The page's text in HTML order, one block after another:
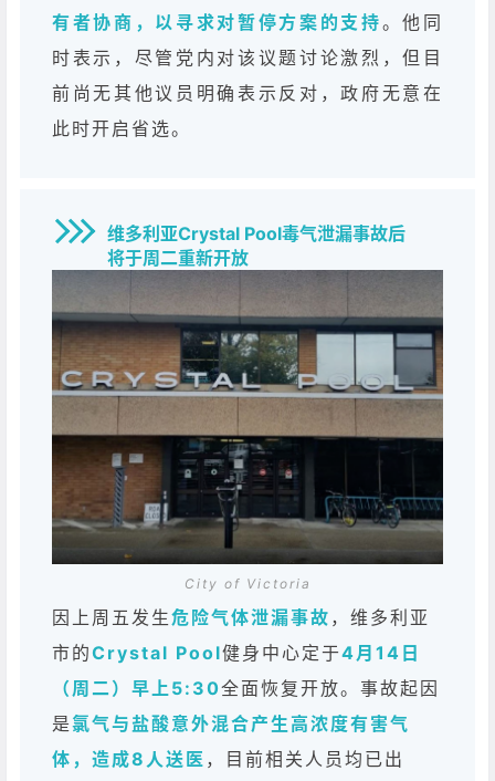
有者协商，以寻求对暂停方案的支持。他同
时表示，尽管党内对该议题讨论激烈，但目
前尚无其他议员明确表示反对，政府无意在
此时开启省选。
维多利亚Crystal Pool毒气泄漏事故后
将于周二重新开放
City of Victoria
因上周五发生危险气体泄漏事故 ，维多利亚
市的Crystal Pool健身中心定于4月14日
（周二）早上5:30全面恢复开放。事故起因
是氯气与盐酸意外混合产生高浓度有害气
体，造成8人送医 ，目前相关人员均已出